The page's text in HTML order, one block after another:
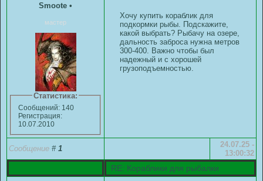
Smoote •
мастер
Статистика:
Сообщений: 140
Регистрация:
10.07.2010
Хочу купить кораблик для
подкормки рыбы. Подскажите,
какой выбрать? Рыбачу на озере,
дальность заброса нужна метров
300-400. Важно чтобы был
надежный и с хорошей
грузоподъемностью.
Сообщение # 1
24.07.25 -
13:00:32
RE: Кораблики для рыбалки